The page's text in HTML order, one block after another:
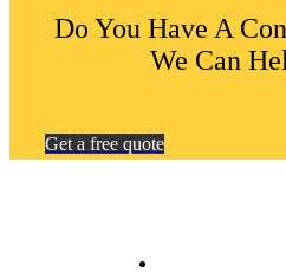
Do You Have A
We Can
Get a free quote